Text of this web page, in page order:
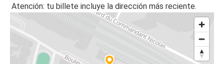
Atención: tu billete incluye la dirección más reciente.